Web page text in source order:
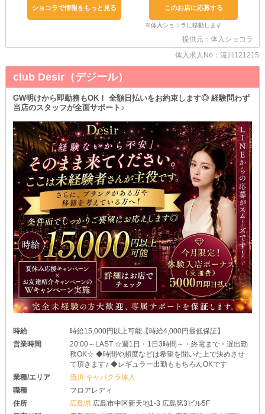
✎…飲めなくても働ける
￣￣￣￣￣￣￣￣￣￣￣￣￣
お店側から飲酒を強要することはありません！
二日酔い対策もこれでバッチリ！
もしお客様に勧められて断りにくい時は、スタッフがさりげなくフ
✎…移動手段はお任せ
￣￣￣￣￣￣￣￣￣￣￣￣￣
お車をお持ちであれば『マイカー通勤』でもOKです！
きます◎
また、駅でお友達とバッタリ遭遇する心配もないので、夜職バレも
防げるんです♥
＼複数回の体入も受付中／
店内の雰囲気やお仕事の流れなど…。
気になるところをじっくり確かめてみてください！
ショコラで情報をもっと見る このお店に応募する
提供元：体入ショコラ
体入求人No：流川121215
club Desir（デジール）
GW明けから即勤務もOK！ 全額日払いをお約束します◎ 経験問わず
当店のスタッフが全面サポート♪
時給
時給15,000円以上可能【時給4,000円最低保証】
営業時間
20:00～LAST ☆週1日・1日3時間～・終電まで・遅出勤
務OK☆ ◆時間や頻度などは希望を聞いた上で決めさせ
て頂きます♪ ◆レギュラー出勤ももちろんOKです
業種/エリア
流川 キャバクラ体入
職種
フロアレディ
住所
広島県 広島市中区新天地1-3 広島第3ビル5F